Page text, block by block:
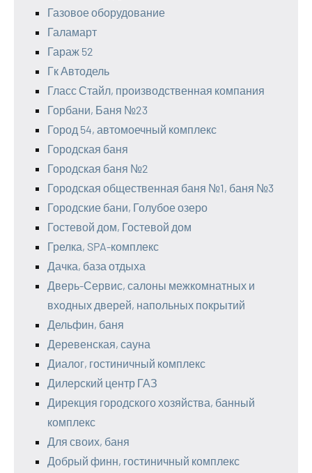
Газовое оборудование
Галамарт
Гараж 52
Гк Автодель
Гласс Стайл, производственная компания
Горбани, Баня №23
Город 54, автомоечный комплекс
Городская баня
Городская баня №2
Городская общественная баня №1, баня №3
Городские бани, Голубое озеро
Гостевой дом, Гостевой дом
Грелка, SPA-комплекс
Дачка, база отдыха
Дверь-Сервис, салоны межкомнатных и
входных дверей, напольных покрытий
Дельфин, баня
Деревенская, сауна
Диалог, гостиничный комплекс
Дилерский центр ГАЗ
Дирекция городского хозяйства, банный
комплекс
Для своих, баня
Добрый финн, гостиничный комплекс